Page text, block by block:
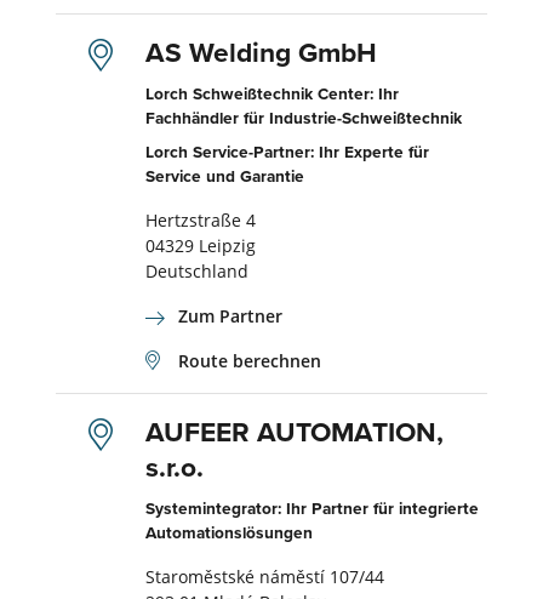
AS Welding GmbH
Lorch Schweißtechnik Center: Ihr
Fachhändler für Industrie-Schweißtechnik
Lorch Service-Partner: Ihr Experte für
Service und Garantie
Hertzstraße 4
04329 Leipzig
Deutschland
Zum Partner
Route berechnen
AUFEER AUTOMATION,
s.r.o.
Systemintegrator: Ihr Partner für integrierte
Automationslösungen
Staroměstské náměstí 107/44